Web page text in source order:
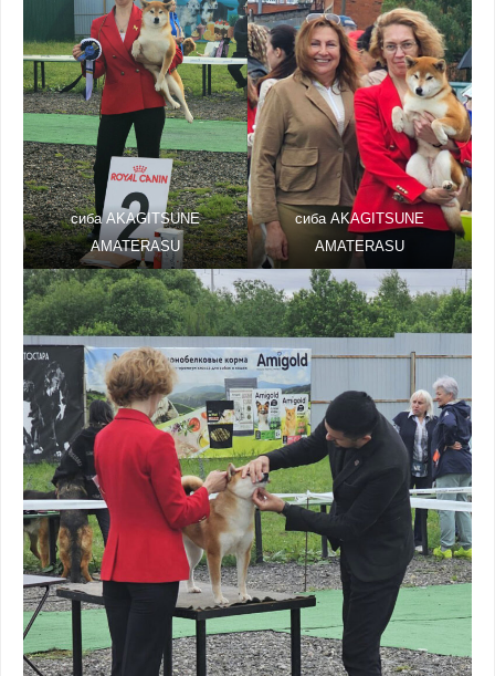
сиба AKAGITSUNE
AMATERASU
сиба AKAGITSUNE
AMATERASU